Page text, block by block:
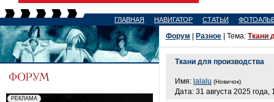
ГЛАВНАЯ НАВИГАТОР СТАТЬИ
Форум Разное | Тема: Ткани
Ткани для производства
Имя: lalalu (Новичок)
Дата: 31 августа 2025 года,